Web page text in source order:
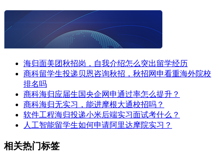
海归面美团秋招岗，自我介绍怎么突出留学经历
商科留学生投递贝恩咨询秋招，秋招网申看重海外院校
排名吗
商科海归应届生国央企网申通过率怎么提升？
商科海归无实习，能进摩根大通校招吗？
软件工程海归投递小米后端实习面试考什么？
人工智能留学生如何申请阿里达摩院实习？
相关热门标签